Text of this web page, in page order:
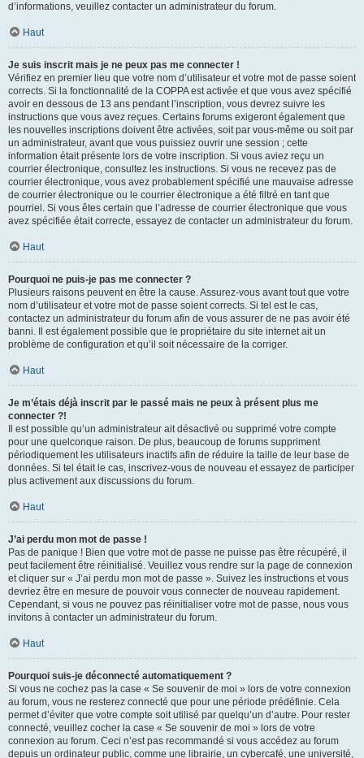
d’informations, veuillez contacter un administrateur du forum.
Haut
Je suis inscrit mais je ne peux pas me connecter !
Vérifiez en premier lieu que votre nom d’utilisateur et votre mot de passe soient
corrects. Si la fonctionnalité de la COPPA est activée et que vous avez spécifié
avoir en dessous de 13 ans pendant l’inscription, vous devrez suivre les
instructions que vous avez reçues. Certains forums exigeront également que
les nouvelles inscriptions doivent être activées, soit par vous-même ou soit par
un administrateur, avant que vous puissiez ouvrir une session ; cette
information était présente lors de votre inscription. Si vous aviez reçu un
courrier électronique, consultez les instructions. Si vous ne recevez pas de
courrier électronique, vous avez probablement spécifié une mauvaise adresse
de courrier électronique ou le courrier électronique a été filtré en tant que
pourriel. Si vous êtes certain que l’adresse de courrier électronique que vous
avez spécifiée était correcte, essayez de contacter un administrateur du forum.
Haut
Pourquoi ne puis-je pas me connecter ?
Plusieurs raisons peuvent en être la cause. Assurez-vous avant tout que votre
nom d’utilisateur et votre mot de passe soient corrects. Si tel est le cas,
contactez un administrateur du forum afin de vous assurer de ne pas avoir été
banni. Il est également possible que le propriétaire du site internet ait un
problème de configuration et qu’il soit nécessaire de la corriger.
Haut
Je m’étais déjà inscrit par le passé mais ne peux à présent plus me
connecter ?!
Il est possible qu’un administrateur ait désactivé ou supprimé votre compte
pour une quelconque raison. De plus, beaucoup de forums suppriment
périodiquement les utilisateurs inactifs afin de réduire la taille de leur base de
données. Si tel était le cas, inscrivez-vous de nouveau et essayez de participer
plus activement aux discussions du forum.
Haut
J’ai perdu mon mot de passe !
Pas de panique ! Bien que votre mot de passe ne puisse pas être récupéré, il
peut facilement être réinitialisé. Veuillez vous rendre sur la page de connexion
et cliquer sur « J’ai perdu mon mot de passe ». Suivez les instructions et vous
devriez être en mesure de pouvoir vous connecter de nouveau rapidement.
Cependant, si vous ne pouvez pas réinitialiser votre mot de passe, nous vous
invitons à contacter un administrateur du forum.
Haut
Pourquoi suis-je déconnecté automatiquement ?
Si vous ne cochez pas la case « Se souvenir de moi » lors de votre connexion
au forum, vous ne resterez connecté que pour une période prédéfinie. Cela
permet d’éviter que votre compte soit utilisé par quelqu’un d’autre. Pour rester
connecté, veuillez cocher la case « Se souvenir de moi » lors de votre
connexion au forum. Ceci n’est pas recommandé si vous accédez au forum
depuis un ordinateur public, comme une librairie, un cybercafé, une université,